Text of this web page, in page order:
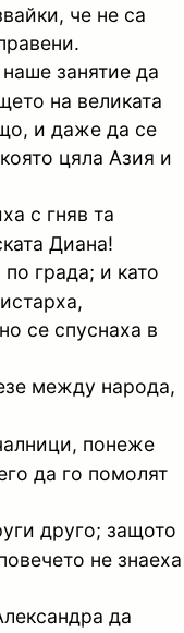
че не са
занятие да
на великата
и даже да се
цяла Азия и
с гняв та
Диана!
града; и като
се спуснаха в
между народа,
понеже
да го помолят
друго; защото
не знаеха
да